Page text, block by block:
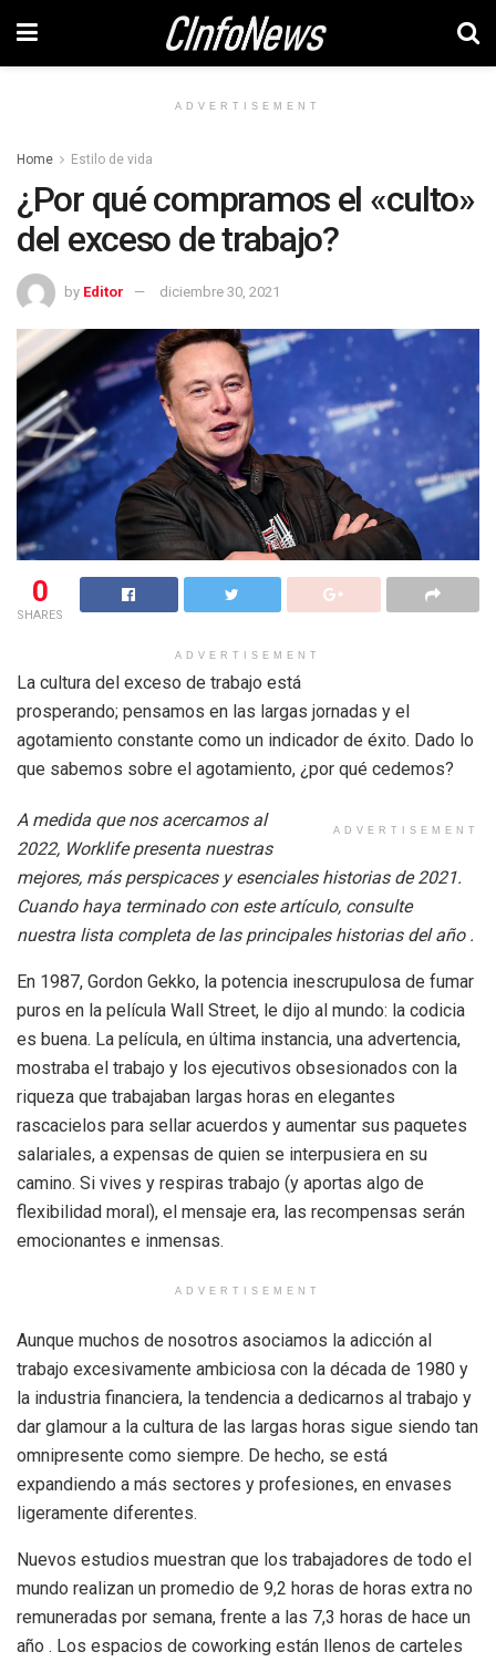
ADVERTISEMENT
Home Estilo de vida
¿Por qué compramos el «culto»
del exceso de trabajo?
by Editor diciembre 30, 2021
0
SHARES
ADVERTISEMENT
La cultura del exceso de trabajo está
prosperando; pensamos en las largas jornadas y el
agotamiento constante como un indicador de éxito. Dado lo
que sabemos sobre el agotamiento, ¿por qué cedemos?
ADVERTISEMENT
A medida que nos acercamos al
2022, Worklife presenta nuestras
mejores, más perspicaces y esenciales historias de 2021.
Cuando haya terminado con este artículo, consulte
nuestra lista completa de las principales historias del año .
En 1987, Gordon Gekko, la potencia inescrupulosa de fumar
puros en la película Wall Street, le dijo al mundo: la codicia
es buena. La película, en última instancia, una advertencia,
mostraba el trabajo y los ejecutivos obsesionados con la
riqueza que trabajaban largas horas en elegantes
rascacielos para sellar acuerdos y aumentar sus paquetes
salariales, a expensas de quien se interpusiera en su
camino. Si vives y respiras trabajo (y aportas algo de
flexibilidad moral), el mensaje era, las recompensas serán
emocionantes e inmensas.
ADVERTISEMENT
Aunque muchos de nosotros asociamos la adicción al
trabajo excesivamente ambiciosa con la década de 1980 y
la industria financiera, la tendencia a dedicarnos al trabajo y
dar glamour a la cultura de las largas horas sigue siendo tan
omnipresente como siempre. De hecho, se está
expandiendo a más sectores y profesiones, en envases
ligeramente diferentes.
Nuevos estudios muestran que los trabajadores de todo el
mundo realizan un promedio de 9,2 horas de horas extra no
remuneradas por semana, frente a las 7,3 horas de hace un
año . Los espacios de coworking están llenos de carteles